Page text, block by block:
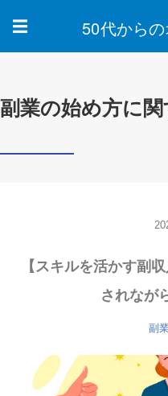
☰ 50代から
副業の始め方に
【スキルを活かす副
されなが
副